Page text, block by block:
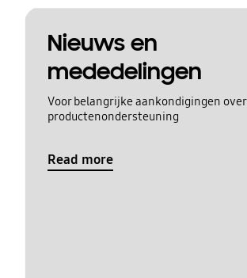
Nieuws en
mededelingen
Voor belangrijke aankondigingen over
productenondersteuning
Read more